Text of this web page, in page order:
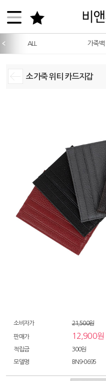
ALL 가죽백
소가죽 위티 카드지갑
소비자가 21,500원
판매가 12,900원
적립금 300원
모델명 BN9-0695